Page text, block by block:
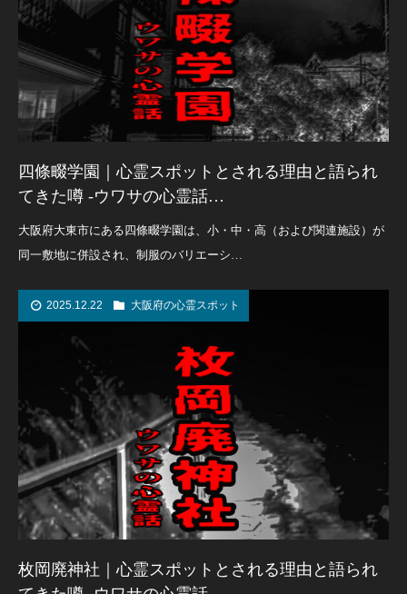
四條畷学園｜心霊スポットとされる理由と語られ
てきた噂 -ウワサの心霊話…
大阪府大東市にある四條畷学園は、小・中・高（および関連施設）が
同一敷地に併設され、制服のバリエーシ…
2025.12.22 大阪府の心霊スポット
枚岡廃神社｜心霊スポットとされる理由と語られ